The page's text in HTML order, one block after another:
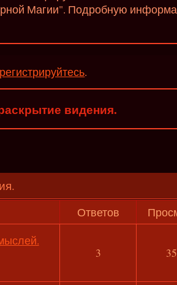
Магии". Подробную
.
видения.
Ответов
3